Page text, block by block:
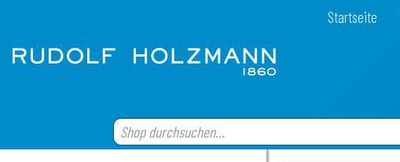
Startseite